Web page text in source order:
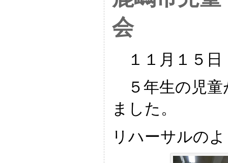
会
１１月１５
５年生の児童
ました。
リハーサルの